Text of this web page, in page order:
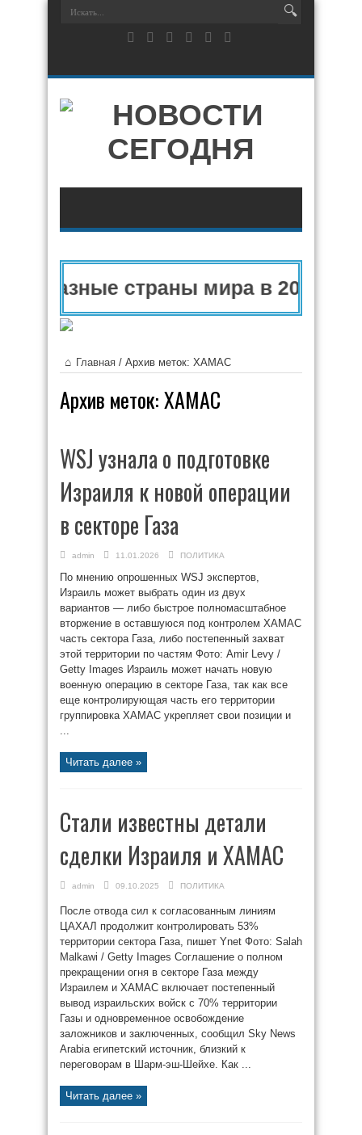
страны мира в 2025 году
Главная / Архив меток: ХАМАС
Архив меток:ХАМАС
WSJ узнала о подготовке
Израиля к новой операции
в секторе Газа
admin 11.01.2026 ПОЛИТИКА
По мнению опрошенных WSJ экспертов,
Израиль может выбрать один из двух
вариантов — либо быстрое полномасштабное
вторжение в оставшуюся под контролем ХАМАС
часть сектора Газа, либо постепенный захват
этой территории по частям Фото: Amir Levy /
Getty Images Израиль может начать новую
военную операцию в секторе Газа, так как все
еще контролирующая часть его территории
группировка ХАМАС укрепляет свои позиции и
...
Читать далее »
Стали известны детали
сделки Израиля и ХАМАС
admin 09.10.2025 ПОЛИТИКА
После отвода сил к согласованным линиям
ЦАХАЛ продолжит контролировать 53%
территории сектора Газа, пишет Ynet Фото: Salah
Malkawi / Getty Images Соглашение о полном
прекращении огня в секторе Газа между
Израилем и ХАМАС включает постепенный
вывод израильских войск с 70% территории
Газы и одновременное освобождение
заложников и заключенных, сообщил Sky News
Arabia египетский источник, близкий к
переговорам в Шарм-эш-Шейхе. Как ...
Читать далее »